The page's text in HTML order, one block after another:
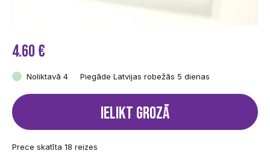
4.60 €
Noliktavā 4 Piegāde Latvijas robežās 5 dienas
Ielikt grozā
Prece skatīta 18 reizes